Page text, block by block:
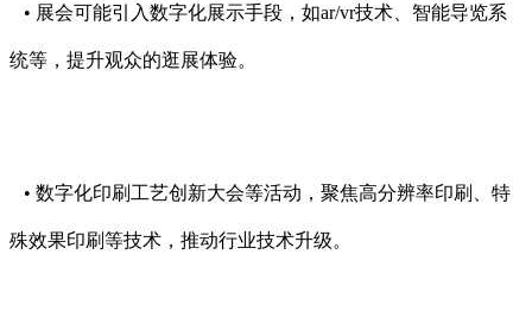
• 展会可能引入数字化展示手段，如ar/vr技术、智能导览系
统等，提升观众的逛展体验。
• 数字化印刷工艺创新大会等活动，聚焦高分辨率印刷、特
殊效果印刷等技术，推动行业技术升级。